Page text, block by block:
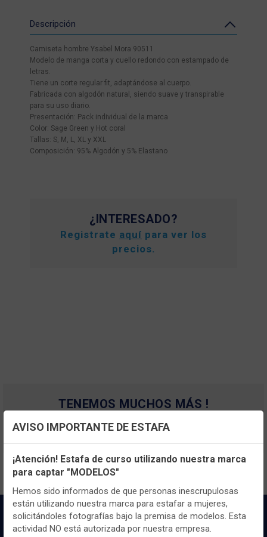
Descripción
Camiseta hombre Ysabel Mora 90511
Modelo de manga corta y cuello redondo con estampado de
letras.
Tiene un corte regular fit, adaptándose al cuerpo.
Fabricada con algodón natural, siendo suave y transpirable
para su uso diario.
Presentación: Pack individual de la marca
Color: Sage Green y Hot coral
Tallas: S, M, L, XL y XXL
Composición: 95% Algodón y 5% Elastano
¿INTERESADO?
Registrate aquí para ver los
precios.
TENEMOS MUCHOS MÁS !
contenido y los precios.
Configuración de cookies
Utilizamos cookies propias y de terceros, de sesión o
persistentes, para hacer funcionar de manera segura nuestra
página web y personalizar su contenido.
Igualmente, utilizamos cookies para medir y obtener datos de
la navegación que realizas y para ajustar el contenido a tus
AVISO IMPORTANTE DE ESTAFA
¡Atención! Estafa de curso utilizando nuestra marca
para captar "MODELOS"
Hemos sido informados de que personas inescrupulosas
están utilizando nuestra marca para estafar a mujeres,
solicitándoles fotografías bajo la premisa de modelos. Esta
actividad NO está autorizada por nuestra empresa.